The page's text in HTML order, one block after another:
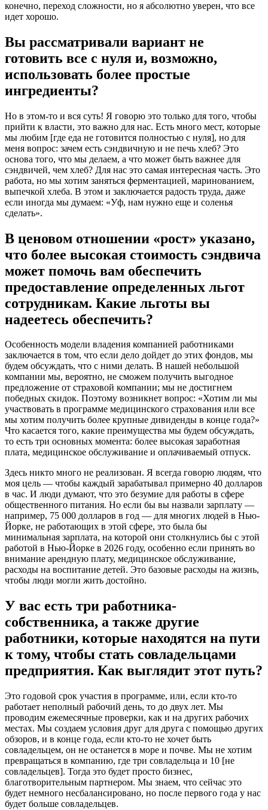
конечно, переход сложности, но я абсолютно уверен, что все
идет хорошо.
Вы рассматривали вариант не
готовить все с нуля и, возможно,
использовать более простые
ингредиенты?
Но в этом-то и вся суть! Я говорю это только для того, чтобы
прийти к власти, это важно для нас. Есть много мест, которые
мы любим [где еда не готовится полностью с нуля], но для
меня вопрос: зачем есть сэндвичную и не печь хлеб? Это
основа того, что мы делаем, а что может быть важнее для
сэндвичей, чем хлеб? Для нас это самая интересная часть. Это
работа, но мы хотим заняться ферментацией, маринованием,
выпечкой хлеба. В этом и заключается радость труда, даже
если иногда мы думаем: «Уф, нам нужно еще и соленья
сделать».
В ценовом отношении «рост» указано,
что более высокая стоимость сэндвича
может помочь вам обеспечить
предоставление определенных льгот
сотрудникам. Какие льготы вы
надеетесь обеспечить?
Особенность модели владения компанией работниками
заключается в том, что если дело дойдет до этих фондов, мы
будем обсуждать, что с ними делать. В нашей небольшой
компании мы, вероятно, не сможем получить выгодное
предложение от страховой компании; мы не достигнем
победных скидок. Поэтому возникнет вопрос: «Хотим ли мы
участвовать в программе медицинского страхования или все
мы хотим получить более крупные дивиденды в конце года?»
Что касается того, какие преимущества мы будем обсуждать,
то есть три основных момента: более высокая заработная
плата, медицинское обслуживание и оплачиваемый отпуск.
Здесь никто много не реализован. Я всегда говорю людям, что
моя цель — чтобы каждый зарабатывал примерно 40 долларов
в час. И люди думают, что это безумие для работы в сфере
общественного питания. Но если бы вы назвали зарплату —
например, 75 000 долларов в год — для многих людей в Нью-
Йорке, не работающих в этой сфере, это была бы
минимальная зарплата, на которой они столкнулись бы с этой
работой в Нью-Йорке в 2026 году, особенно если принять во
внимание арендную плату, медицинское обслуживание,
расходы на воспитание детей. Это базовые расходы на жизнь,
чтобы люди могли жить достойно.
У вас есть три работника-
собственника, а также другие
работники, которые находятся на пути
к тому, чтобы стать совладельцами
предприятия. Как выглядит этот путь?
Это годовой срок участия в программе, или, если кто-то
работает неполный рабочий день, то до двух лет. Мы
проводим ежемесячные проверки, как и на других рабочих
местах. Мы создаем условия друг для друга с помощью других
обзоров, и в конце года, если кто-то не хочет быть
совладельцем, он не останется в море и почве. Мы не хотим
превращаться в компанию, где три совладельца и 10 [не
совладельцев]. Тогда это будет просто бизнес,
благотворительным партнером. Мы знаем, что сейчас это
будет немного несбалансировано, но после первого года у нас
будет больше совладельцев.